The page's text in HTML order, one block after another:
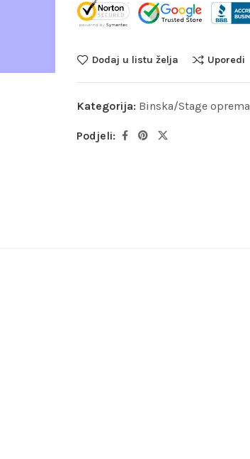
Dodaj u listu želja Uporedi
Kategorija: Binska/Stage oprema
Podjeli: